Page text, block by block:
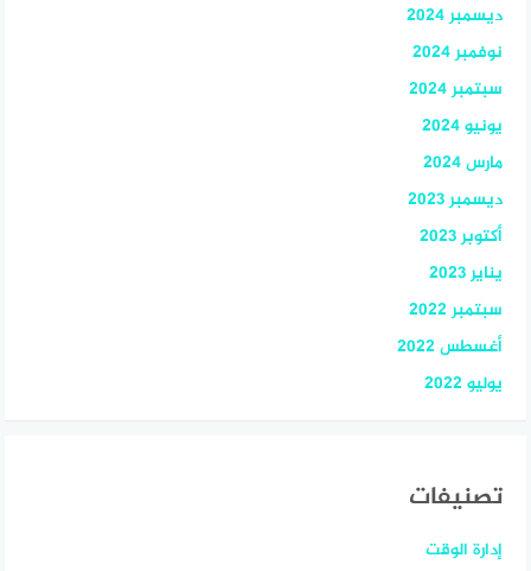
ديسمبر 2024
نوفمبر 2024
سبتمبر 2024
يونيو 2024
مارس 2024
ديسمبر 2023
أكتوبر 2023
يناير 2023
سبتمبر 2022
أغسطس 2022
يوليو 2022
تصنيفات
إدارة الوقت